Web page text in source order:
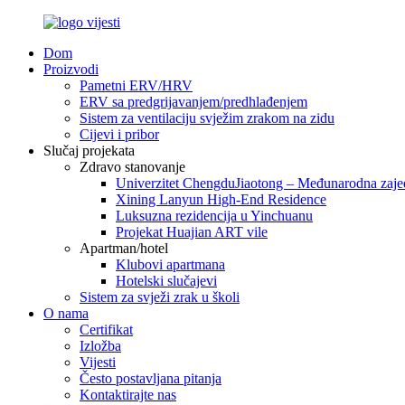
Dom
Proizvodi
Pametni ERV/HRV
ERV sa predgrijavanjem/predhlađenjem
Sistem za ventilaciju svježim zrakom na zidu
Cijevi i pribor
Slučaj projekata
Zdravo stanovanje
Univerzitet ChengduJiaotong – Međunarodna
Xining Lanyun High-End Residence
Luksuzna rezidencija u Yinchuanu
Projekat Huajian ART vile
Apartman/hotel
Klubovi apartmana
Hotelski slučajevi
Sistem za svježi zrak u školi
O nama
Certifikat
Izložba
Vijesti
Često postavljana pitanja
Kontaktirajte nas